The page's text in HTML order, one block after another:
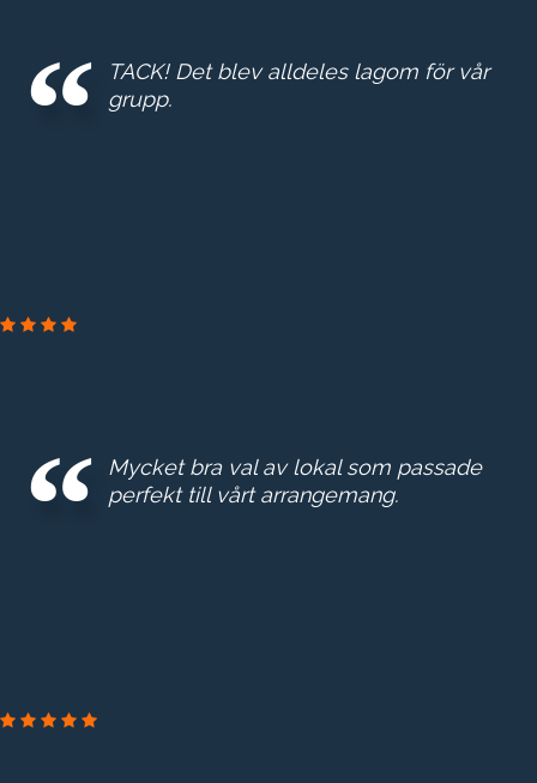
TACK! Det blev alldeles lagom för vår
grupp.
Mycket bra val av lokal som passade
perfekt till vårt arrangemang.